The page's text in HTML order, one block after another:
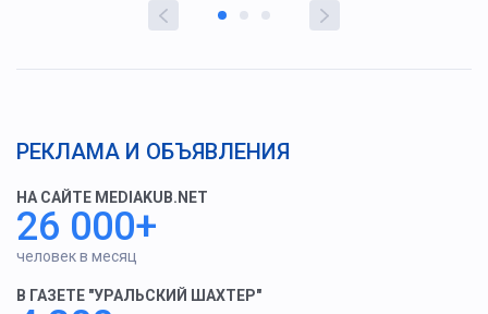
РЕКЛАМА И ОБЪЯВЛЕНИЯ
НА САЙТЕ MEDIAKUB.NET
26 000+
человек в месяц
В ГАЗЕТЕ "УРАЛЬСКИЙ ШАХТЕР"